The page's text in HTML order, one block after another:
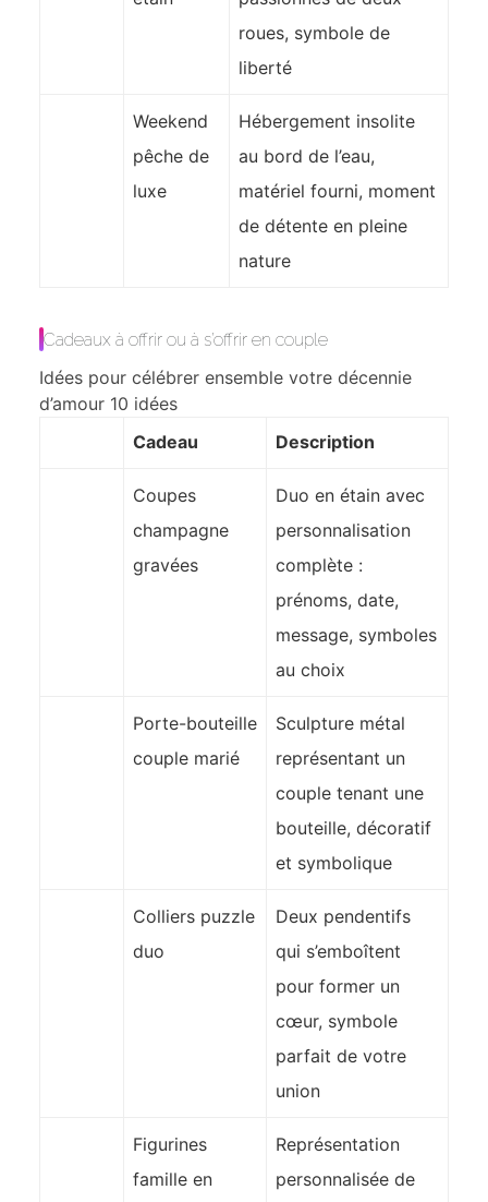
roues, symbole de
liberté
Weekend
pêche de
luxe
Hébergement insolite
au bord de l’eau,
matériel fourni, moment
de détente en pleine
nature
Cadeaux à offrir ou à s’offrir en couple
Idées pour célébrer ensemble votre décennie
d’amour 10 idées
Cadeau
Description
Coupes
champagne
gravées
Duo en étain avec
personnalisation
complète :
prénoms, date,
message, symboles
au choix
Porte-bouteille
couple marié
Sculpture métal
représentant un
couple tenant une
bouteille, décoratif
et symbolique
Colliers puzzle
duo
Deux pendentifs
qui s’emboîtent
pour former un
cœur, symbole
parfait de votre
union
Figurines
famille en
Représentation
personnalisée de